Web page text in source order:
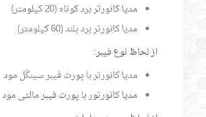
مدیا کانورتر برد کوتاه (20 کیلومتر)
مدیا کانورتر برد بلند (60 کیلومتر)
از لحاظ نوع فیبر:
مدیا کانورتر با پورت فیبر سینگل مود
مدیا کانورتور با پورت فیبر مالتی مود